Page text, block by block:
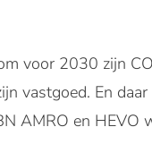
voor 2030 zijn
vastgoed. En
AMRO en HEVO